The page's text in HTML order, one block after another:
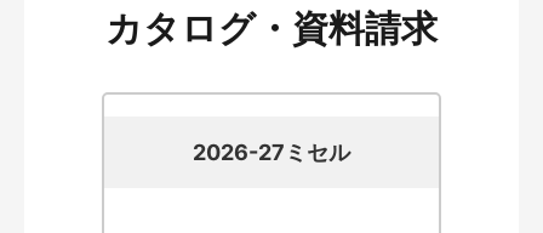
カタログ・資料請求
2026-27ミセル